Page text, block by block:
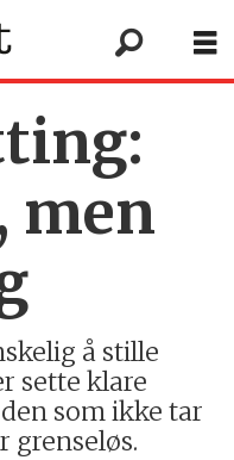
men
å stille
sette klare
som ikke tar
grenseløs.